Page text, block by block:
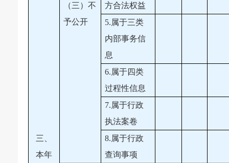
三、
本年
（三）不
予公开
方合法权益
5.属于三类
内部事务信
息
6.属于四类
过程性信息
7.属于行政
执法案卷
8.属于行政
查询事项